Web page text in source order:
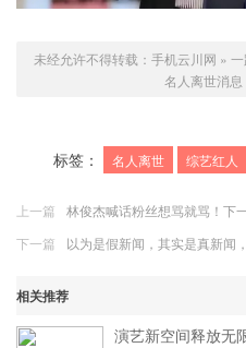
未经允许不得转载： 手机云川网 »
名人离世消
标签： 名人离世 综艺红人
上一篇
林俊杰喊话粉丝想骂就骂！下
下一篇
以为是假新闻，其实是真新闻
相关推荐
演艺新空间释放无